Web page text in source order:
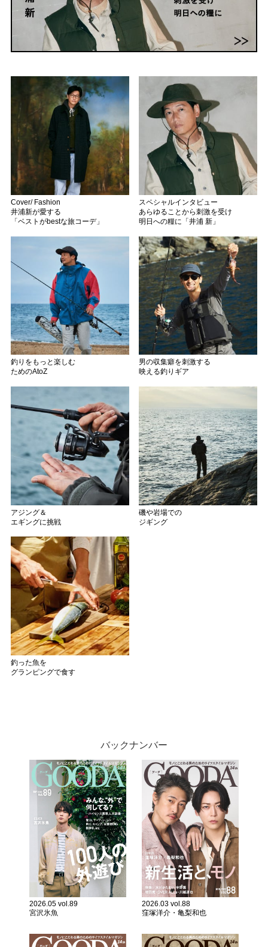
Cover/ Fashion
井浦新が愛する
「ベストがbestな旅コーデ」
スペシャルインタビュー
あらゆることから刺激を受け
明日への糧に「井浦 新」
釣りをもっと楽しむ
ためのAtoZ
男の収集癖を刺激する
映える釣りギア
アジング＆
エギングに挑戦
磯や岩場での
ジギング
釣った魚を
グランピングで食す
バックナンバー
2026.05 vol.89
宮沢氷魚
2026.03 vol.88
窪塚洋介・亀梨和也